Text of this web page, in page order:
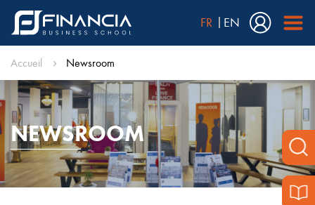
FR EN
Accueil Newsroom
NEWSROOM